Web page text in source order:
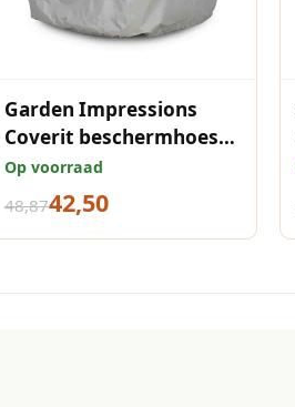
Garden Impressions
Coverit beschermhoes
Veracruz loungestoel
70x90 cm taupe
Op voorraad
48,8742,50